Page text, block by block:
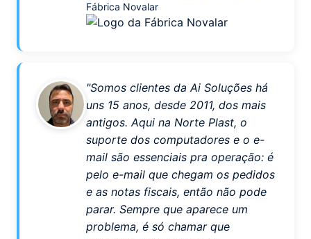
Fábrica Novalar
"Somos clientes da Ai Soluções há
uns 15 anos, desde 2011, dos mais
antigos. Aqui na Norte Plast, o
suporte dos computadores e o e-
mail são essenciais pra operação: é
pelo e-mail que chegam os pedidos
e as notas fiscais, então não pode
parar. Sempre que aparece um
problema, é só chamar que